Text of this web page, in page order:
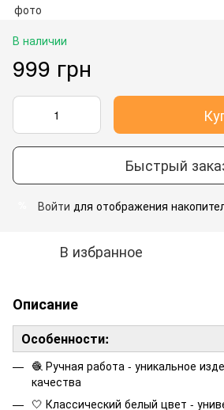
В наличии
999 грн
Быстрый
Войти для отображения
В избранное
Описание
Особенности:
🧶 Ручная работа - уникальное
качества
🤍 Классический белый цвет -